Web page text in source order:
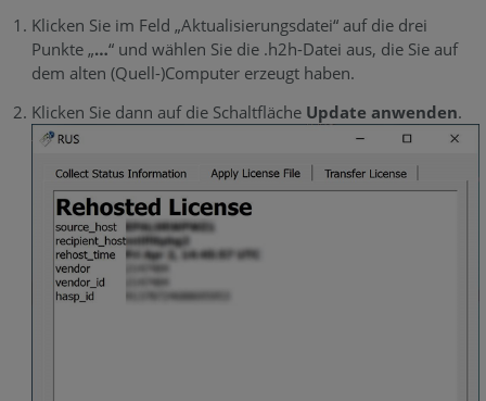
Klicken Sie im Feld „Aktualisierungsdatei“ auf die drei
Punkte „…“ und wählen Sie die .h2h-Datei aus, die Sie auf
dem alten (Quell-)Computer erzeugt haben.
Klicken Sie dann auf die Schaltfläche Update anwenden.